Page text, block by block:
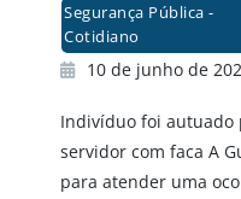
Segurança Pública -
Cotidiano
10 de junho de
Indivíduo foi autuado
servidor com faca A
para atender uma